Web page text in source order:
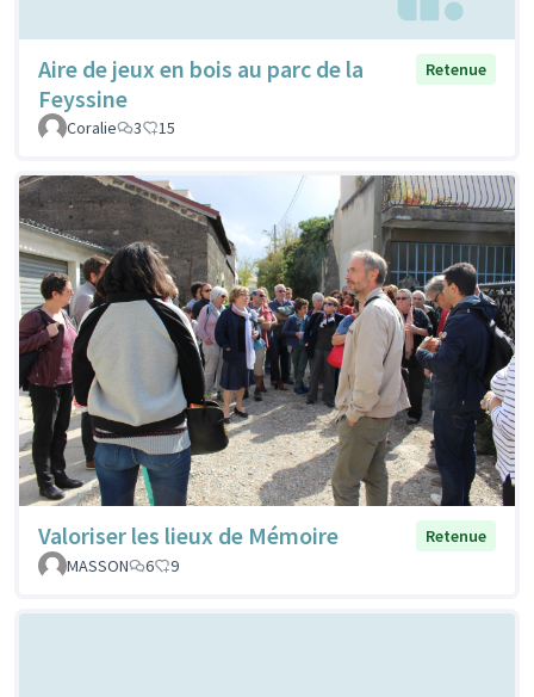
Aire de jeux en bois au parc de la
Feyssine
Retenue
Coralie 3 15
Valoriser les lieux de Mémoire
Retenue
MASSON
6 9